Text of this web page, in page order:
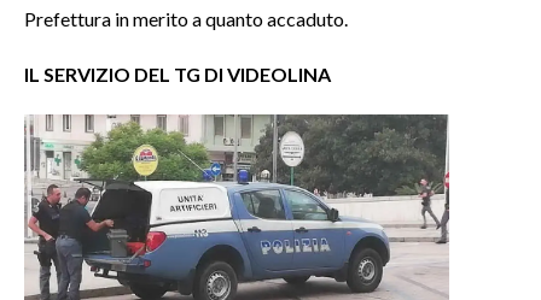
Prefettura in merito a quanto accaduto.
IL SERVIZIO DEL TG DI VIDEOLINA